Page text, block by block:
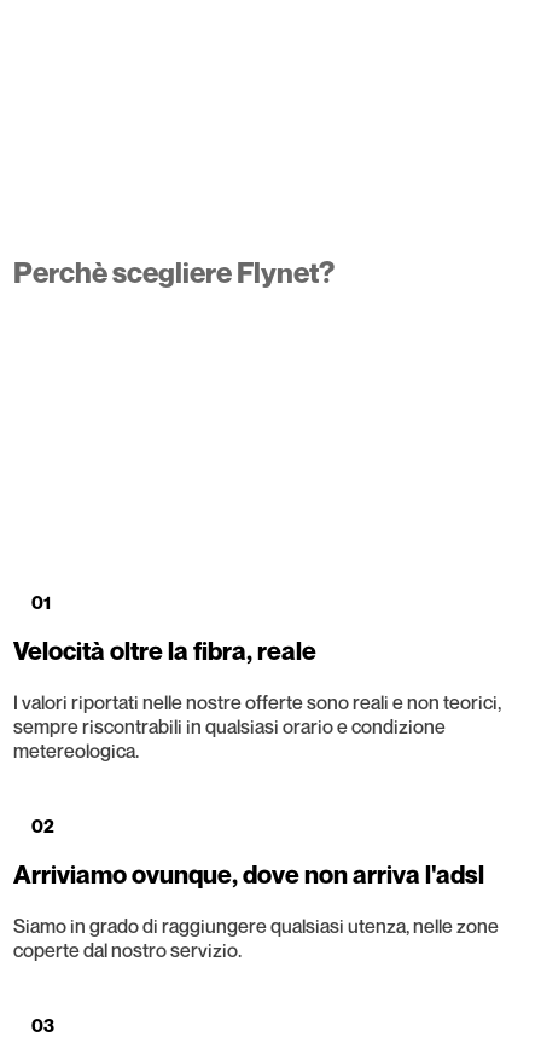
Perchè scegliere Flynet?
01
Velocità oltre la fibra, reale
I valori riportati nelle nostre offerte sono reali e non teorici,
sempre riscontrabili in qualsiasi orario e condizione
metereologica.
02
Arriviamo ovunque, dove non arriva l'adsl
Siamo in grado di raggiungere qualsiasi utenza, nelle zone
coperte dal nostro servizio.
03